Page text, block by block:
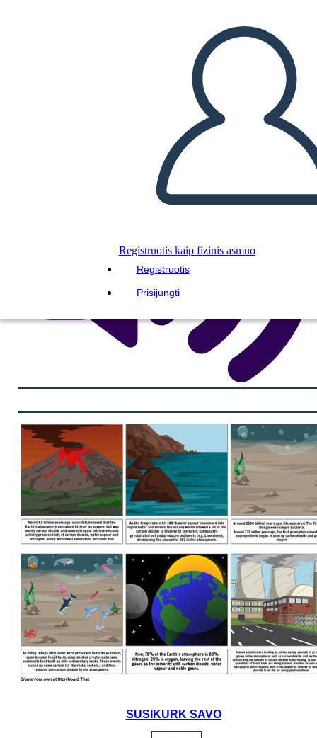
Registruotis kaip fizinis asmuo
Registruotis
Prisijungti
SUKURTI SIUŽETINĘ LENTĄ
PALEISTI SKAIDRIŲ DEMONSTRACIJĄ
SKAITYK MAN
SUSIKURK SAVO